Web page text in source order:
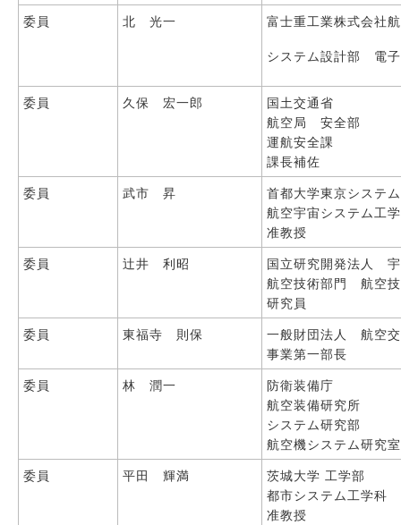
委員
北 光一
富士重工業株式会社
システム設計部 電
委員 久保 宏一郎
国土交通省
航空局 安全部
運航安全課
課長補佐
委員
武市 昇
首都大学東京システ
航空宇宙システム工
准教授
委員
辻井 利昭
国立研究開発法人
航空技術部門 航空
研究員
委員
東福寺 則保
一般財団法人 航空
事業第一部長
委員
林 潤一
防衛装備庁
航空装備研究所
システム研究部
航空機システム研究室
委員
平田 輝満
茨城大学 工学部
都市システム工学科
准教授